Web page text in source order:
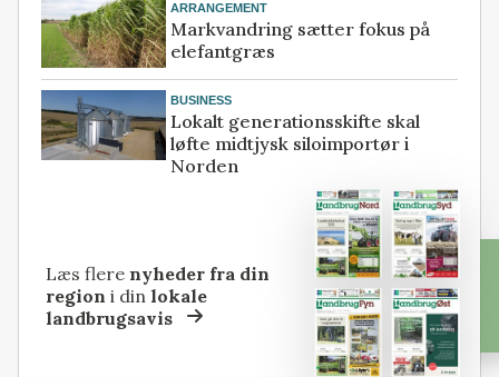
ARRANGEMENT
Markvandring sætter fokus på
elefantgræs
BUSINESS
Lokalt generationsskifte skal
løfte midtjysk siloimportør i
Norden
Læs flere nyheder fra din
region i dinlokale
landbrugsavis